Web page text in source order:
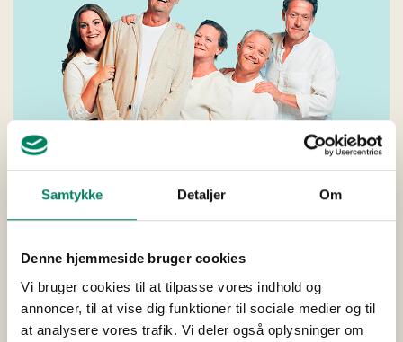
Samtykke Detaljer Om
Denne hjemmeside bruger cookies
Vi bruger cookies til at tilpasse vores indhold og
annoncer, til at vise dig funktioner til sociale medier og til
at analysere vores trafik. Vi deler også oplysninger om